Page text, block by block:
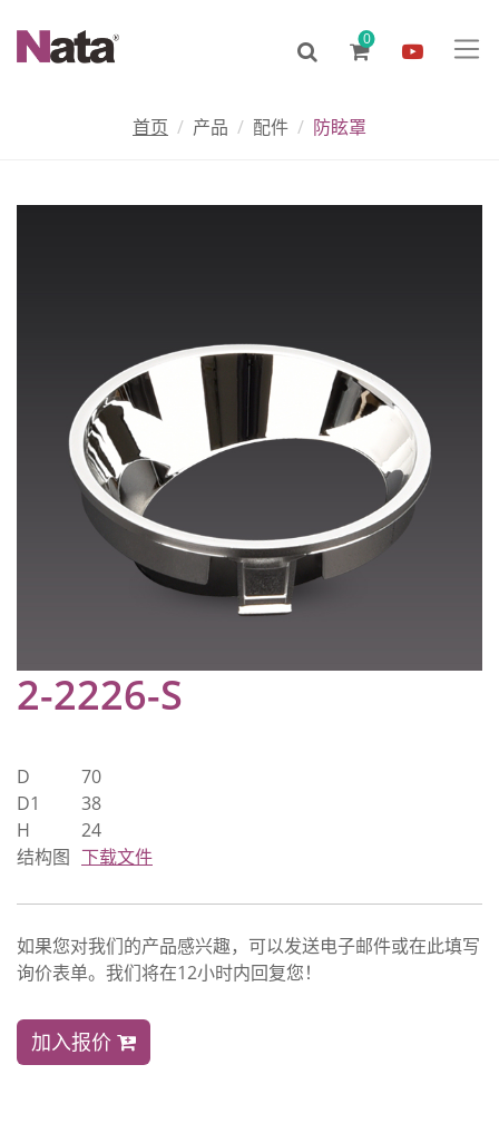
0
首页 产品 配件 防眩罩
2-2226-S
D
70
D1
38
H
24
结构图 下载文件
如果您对我们的产品感兴趣，可以发送电子邮件或在此填写
询价表单。我们将在12小时内回复您！
加入报价